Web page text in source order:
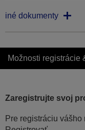
iné dokumenty
Možnosti registrácie
Zaregistrujte svoj
Pre registráciu